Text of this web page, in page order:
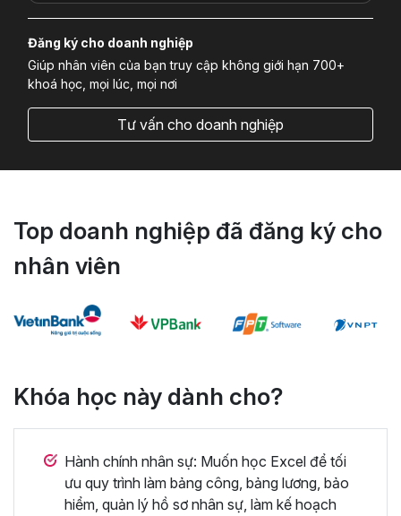
Đăng ký cho doanh nghiệp
Giúp nhân viên của bạn truy cập không giới hạn 700+
khoá học, mọi lúc, mọi nơi
Tư vấn cho doanh nghiệp
Top doanh nghiệp đã đăng ký cho
nhân viên
Khóa học này dành cho?
Hành chính nhân sự: Muốn học Excel để tối
ưu quy trình làm bảng công, bảng lương, bảo
hiểm, quản lý hồ sơ nhân sự, làm kế hoạch